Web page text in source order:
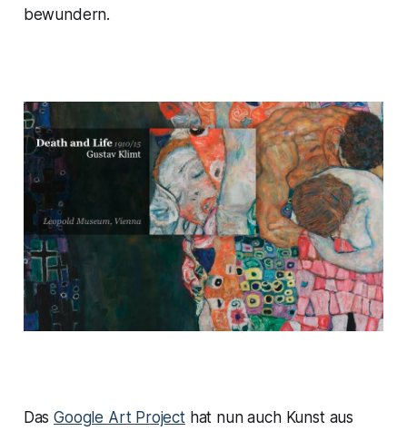
bewundern.
DasGoogle Art Projecthat nun auch Kunst aus